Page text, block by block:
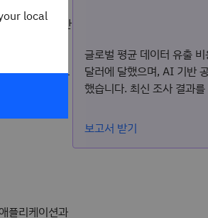
우회에 대한
호를 우회하
플리케이션과
글로벌 평균 데이터 유출
달러에 달했으며, AI 기반
했습니다. 최신 조사 결과
보고서 받기
local